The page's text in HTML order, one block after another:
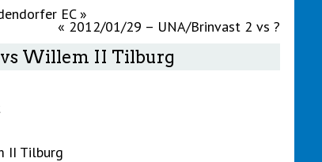
EC»
« 2012/01/29 – UNA/Brinvast 2 vs ?
vs Willem II Tilburg
II Tilburg